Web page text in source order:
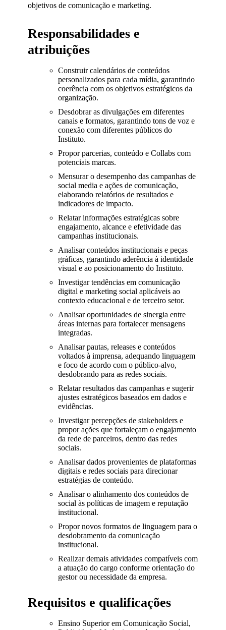
objetivos de comunicação e marketing.
Responsabilidades e
atribuições
Construir calendários de conteúdos
personalizados para cada mídia, garantindo
coerência com os objetivos estratégicos da
organização.
Desdobrar as divulgações em diferentes
canais e formatos, garantindo tons de voz e
conexão com diferentes públicos do
Instituto.
Propor parcerias, conteúdo e Collabs com
potenciais marcas.
Mensurar o desempenho das campanhas de
social media e ações de comunicação,
elaborando relatórios de resultados e
indicadores de impacto.
Relatar informações estratégicas sobre
engajamento, alcance e efetividade das
campanhas institucionais.
Analisar conteúdos institucionais e peças
gráficas, garantindo aderência à identidade
visual e ao posicionamento do Instituto.
Investigar tendências em comunicação
digital e marketing social aplicáveis ao
contexto educacional e de terceiro setor.
Analisar oportunidades de sinergia entre
áreas internas para fortalecer mensagens
integradas.
Analisar pautas, releases e conteúdos
voltados à imprensa, adequando linguagem
e foco de acordo com o público-alvo,
desdobrando para as redes sociais.
Relatar resultados das campanhas e sugerir
ajustes estratégicos baseados em dados e
evidências.
Investigar percepções de stakeholders e
propor ações que fortaleçam o engajamento
da rede de parceiros, dentro das redes
sociais.
Analisar dados provenientes de plataformas
digitais e redes sociais para direcionar
estratégias de conteúdo.
Analisar o alinhamento dos conteúdos de
social às políticas de imagem e reputação
institucional.
Propor novos formatos de linguagem para o
desdobramento da comunicação
institucional.
Realizar demais atividades compatíveis com
a atuação do cargo conforme orientação do
gestor ou necessidade da empresa.
Requisitos e qualificações
Ensino Superior em Comunicação Social,